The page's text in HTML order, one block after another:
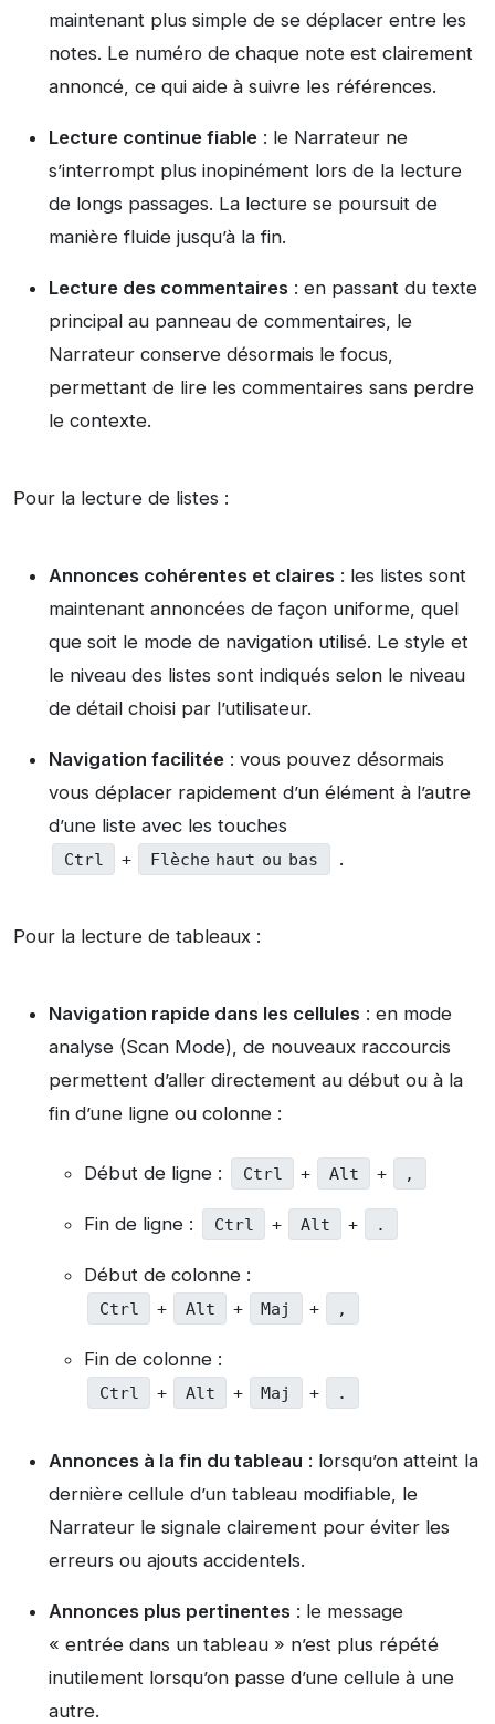
maintenant plus simple de se déplacer entre les
notes. Le numéro de chaque note est clairement
annoncé, ce qui aide à suivre les références.
Lecture continue fiable : le Narrateur ne
s’interrompt plus inopinément lors de la lecture
de longs passages. La lecture se poursuit de
manière fluide jusqu’à la fin.
Lecture des commentaires : en passant du texte
principal au panneau de commentaires, le
Narrateur conserve désormais le focus,
permettant de lire les commentaires sans perdre
le contexte.
Pour la lecture de listes :
Annonces cohérentes et claires : les listes sont
maintenant annoncées de façon uniforme, quel
que soit le mode de navigation utilisé. Le style et
le niveau des listes sont indiqués selon le niveau
de détail choisi par l’utilisateur.
Navigation facilitée : vous pouvez désormais
vous déplacer rapidement d’un élément à l’autre
d’une liste avec les touches
Ctrl + Flèche haut ou bas .
Pour la lecture de tableaux :
Navigation rapide dans les cellules : en mode
analyse (Scan Mode), de nouveaux raccourcis
permettent d’aller directement au début ou à la
fin d’une ligne ou colonne :
Début de ligne : Ctrl + Alt + ,
Fin de ligne : Ctrl + Alt + .
Début de colonne :
Ctrl + Alt + Maj + ,
Fin de colonne :
Ctrl + Alt + Maj + .
Annonces à la fin du tableau : lorsqu’on atteint la
dernière cellule d’un tableau modifiable, le
Narrateur le signale clairement pour éviter les
erreurs ou ajouts accidentels.
Annonces plus pertinentes : le message
« entrée dans un tableau » n’est plus répété
inutilement lorsqu’on passe d’une cellule à une
autre.